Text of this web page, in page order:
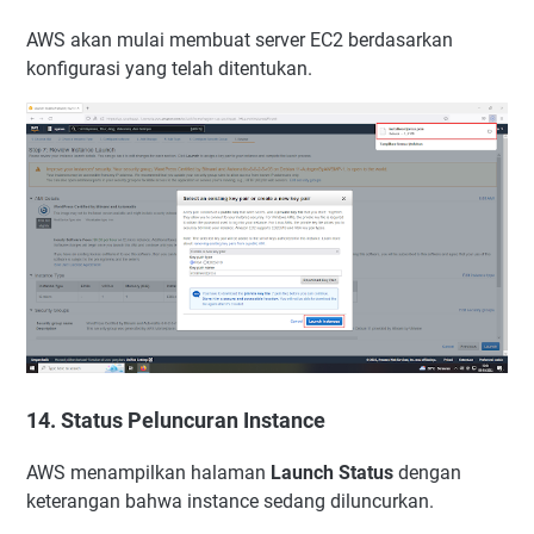
AWS akan mulai membuat server EC2 berdasarkan
konfigurasi yang telah ditentukan.
14. Status Peluncuran Instance
AWS menampilkan halaman Launch Status dengan
keterangan bahwa instance sedang diluncurkan.